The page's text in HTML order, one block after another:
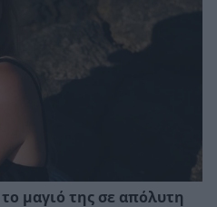
μαγιό της σε απόλυτη